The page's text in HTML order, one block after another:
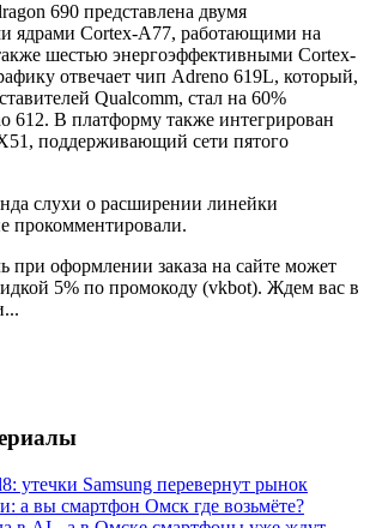
690 представлена двумя
ядрами Cortex-A77, работающими на
шестью энергоэффективными Cortex-
отвечает чип Adreno 619L, который,
Qualcomm, стал на 60%
612. В платформу также интегрирован
поддерживающий сети пятого
слухи о расширении линейки
прокомментировали.
при оформлении заказа на сайте может
5% по промокоду (vkbot). Ждем вас в
утечки Samsung перевернут рынок
а вы смартфон Омск где возьмёте?